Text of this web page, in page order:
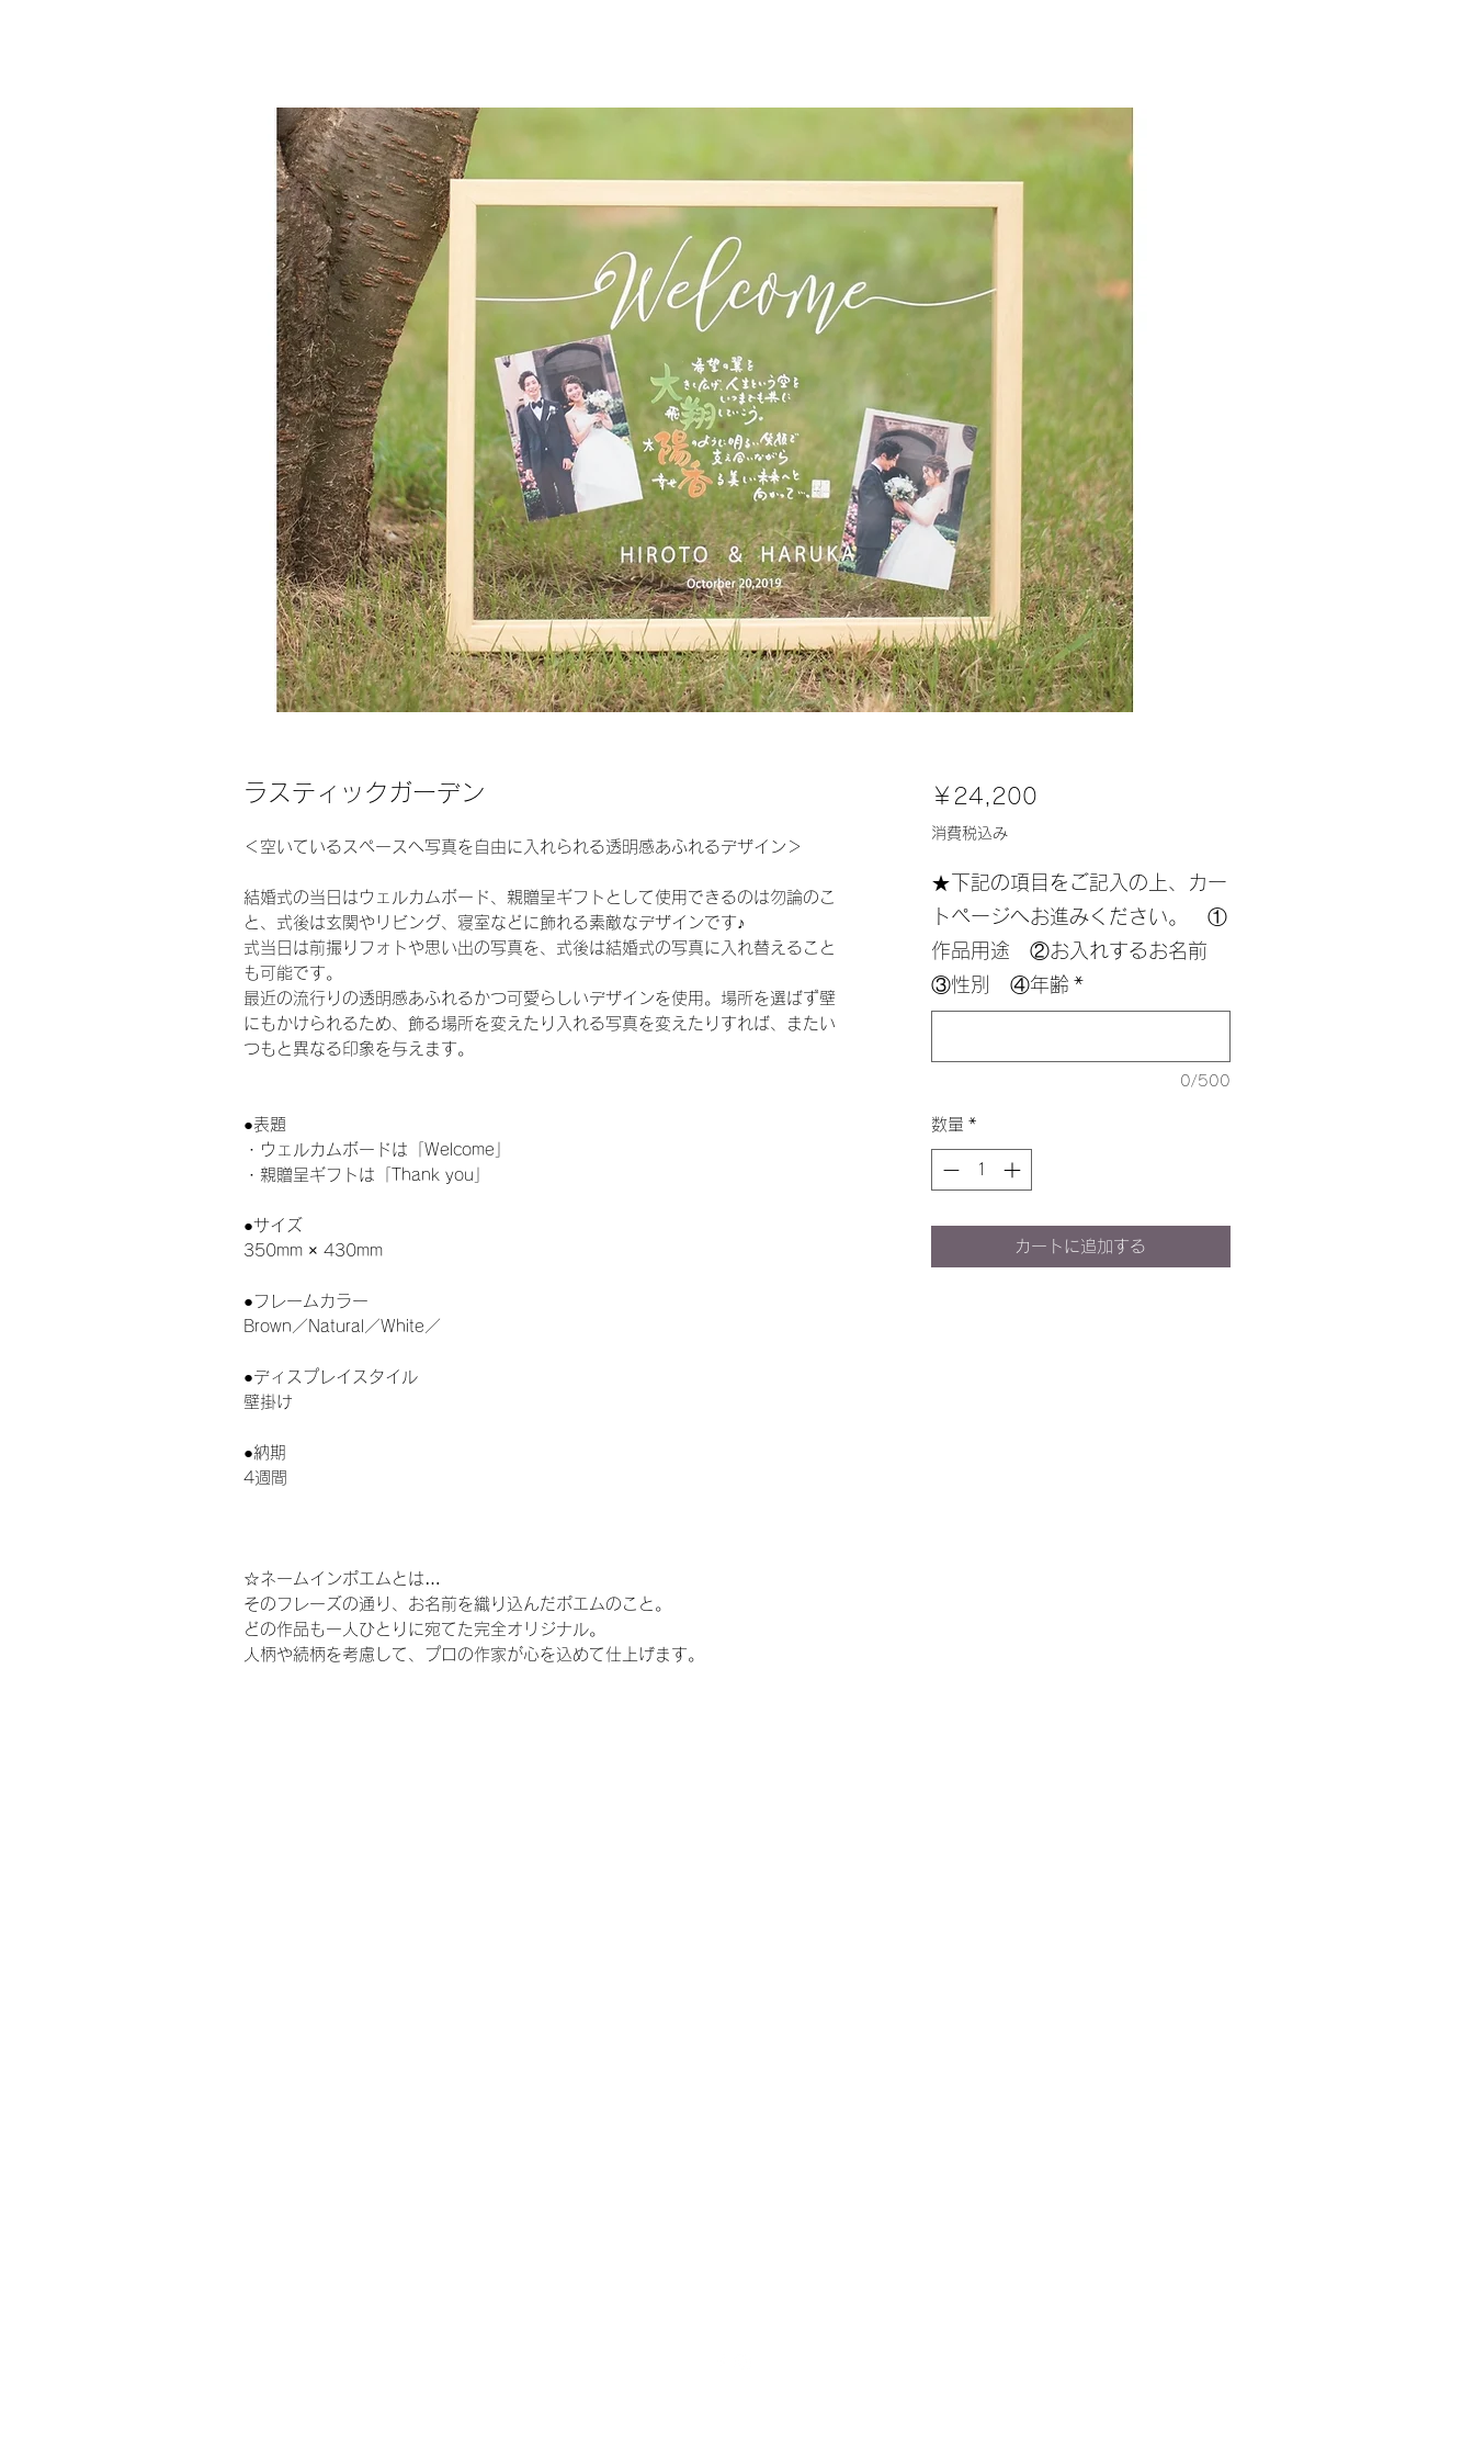
ラスティックガーデン
＜空いているスペースへ写真を自由に入れられる透明感あふれるデザイン＞
結婚式の当日はウェルカムボード、親贈呈ギフトとして使用できるのは勿論のこ
と、式後は玄関やリビング、寝室などに飾れる素敵なデザインです♪
式当日は前撮りフォトや思い出の写真を、式後は結婚式の写真に入れ替えること
も可能です。
最近の流行りの透明感あふれるかつ可愛らしいデザインを使用。場所を選ばず壁
にもかけられるため、飾る場所を変えたり入れる写真を変えたりすれば、またい
つもと異なる印象を与えます。
●表題
・ウェルカムボードは「Welcome」
・親贈呈ギフトは「Thank you」
●サイズ
350mm × 430mm
●フレームカラー
Brown／Natural／White／
●ディスプレイスタイル
壁掛け
●納期
4週間
☆ネームインポエムとは…
そのフレーズの通り、お名前を織り込んだポエムのこと。
どの作品も一人ひとりに宛てた完全オリジナル。
人柄や続柄を考慮して、プロの作家が心を込めて仕上げます。
￥24,200価
消費税込み
★下記の項目をご記入の上、カー
トページへお進みください。 ①
作品用途 ②お入れするお名前
③性別 ④年齢 *
0/500
数量 *
カートに追加する